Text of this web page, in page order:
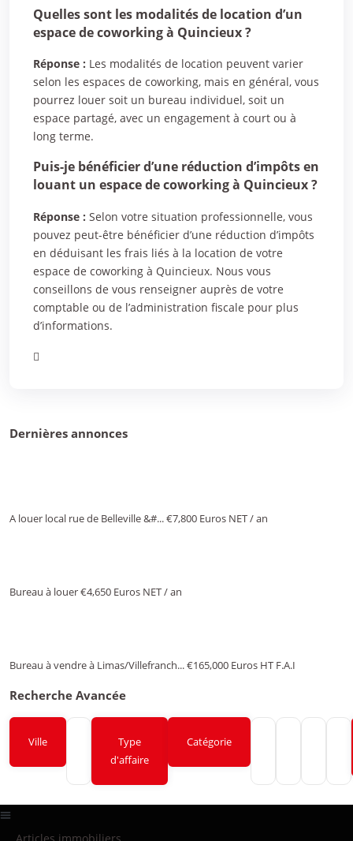
Quelles sont les modalités de location d’un
espace de coworking à Quincieux ?
Réponse : Les modalités de location peuvent varier
selon les espaces de coworking, mais en général, vous
pourrez louer soit un bureau individuel, soit un
espace partagé, avec un engagement à court ou à
long terme.
Puis-je bénéficier d’une réduction d’impôts en
louant un espace de coworking à Quincieux ?
Réponse : Selon votre situation professionnelle, vous
pouvez peut-être bénéficier d’une réduction d’impôts
en déduisant les frais liés à la location de votre
espace de coworking à Quincieux. Nous vous
conseillons de vous renseigner auprès de votre
comptable ou de l’administration fiscale pour plus
d’informations.
Dernières annonces
A louer local rue de Belleville &#...€7,800 Euros NET / an
Bureau à louer€4,650 Euros NET / an
Bureau à vendre à Limas/Villefranch...€165,000 Euros HT F.A.I
Recherche Avancée
Ville
Type
d'affaire
Catégorie
Articles immobiliers